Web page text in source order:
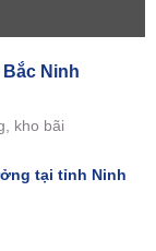
Ninh
kho bãi
tại tỉnh Ninh